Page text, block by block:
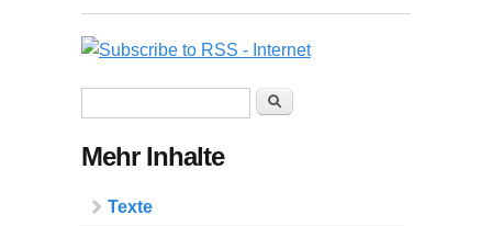
Suche
Mehr Inhalte
Texte